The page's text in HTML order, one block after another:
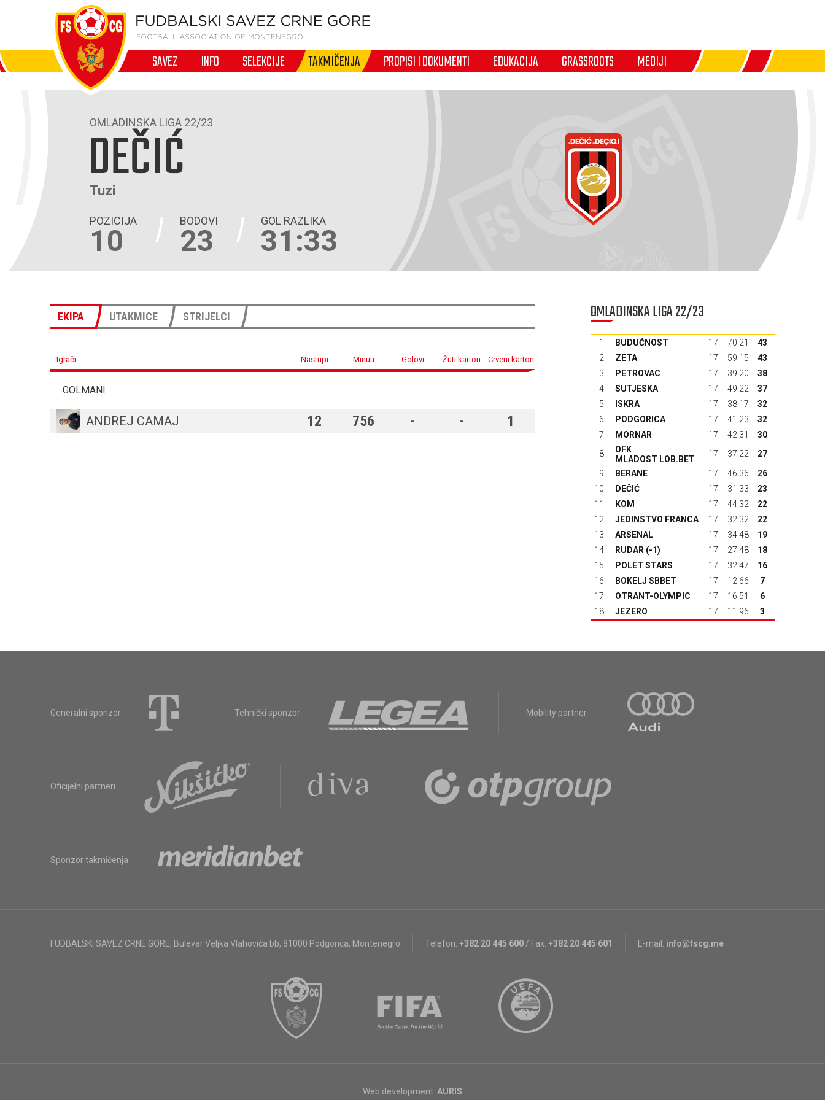
SAVEZ INFO SELEKCIJE TAKMIČENJA PROPISI I DOKUMENTI EDUKACIJA GRASSROOTS MEDIJI
OMLADINSKA LIGA 22/23
DEČIĆ
Tuzi
POZICIJA
10
BODOVI
23
GOL RAZLIKA
31:33
EKIPA UTAKMICE STRIJELCI
Igrači Nastupi Minuti Golovi Žuti karton Crveni karton
GOLMANI
ANDREJ CAMAJ 12 756 - - 1
OMLADINSKA LIGA 22/23
1. BUDUĆNOST 17 70:21
43
2.
ZETA 17 59:15
43
3.
PETROVAC 17 39:20
38
4.
SUTJESKA 17 49:22
37
5.
ISKRA 17 38:17
32
6.
PODGORICA 17 41:23
32
7.
MORNAR 17 42:31
30
8.
OFK
MLADOST LOB.BET
17 37:22
27
9.
BERANE 17 46:36
26
10.
DEČIĆ 17 31:33
23
11.
KOM 17 44:32
22
12.
JEDINSTVO FRANCA 17 32:32
22
13.
ARSENAL 17 34:48
19
14.
RUDAR (-1) 17 27:48
18
15.
POLET STARS 17 32:47
16
16.
BOKELJ SBBET 17 12:66
7
17.
OTRANT-OLYMPIC 17 16:51
6
18.
JEZERO 17 11:96 3
Generalni sponzor Tehnički sponzor Mobility partner
Oficijelni partneri
Sponzor takmičenja
FUDBALSKI SAVEZ CRNE GORE, Bulevar Veljka Vlahovića bb, 81000 Podgorica, Montenegro Telefon: +382 20 445 600 / Fax: +382 20 445 601 E-mail: info@fscg.me
Web development: AURIS